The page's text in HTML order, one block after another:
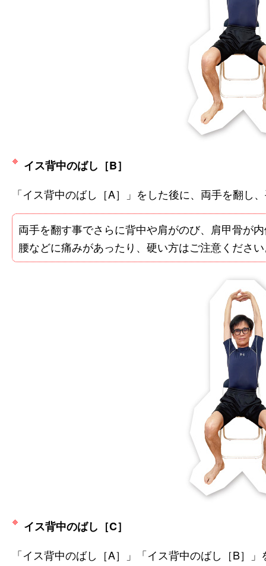
イス背中のばし［B］
「イス背中のばし［A］」をした後に、両手を翻し
両手を翻す事でさらに背中や肩がのび、肩甲骨が
腰などに痛みがあったり、硬い方はご注意くださ
イス背中のばし［C］
「イス背中のばし［A］」「イス背中のばし［B］